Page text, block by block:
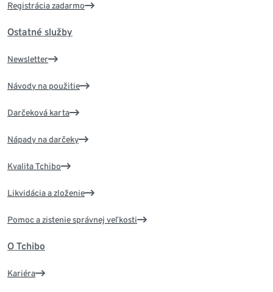
Registrácia zadarmo
Ostatné služby
Newsletter
Návody na použitie
Darčeková karta
Nápady na darčeky
Kvalita Tchibo
Likvidácia a zloženie
Pomoc a zistenie správnej veľkosti
O Tchibo
Kariéra